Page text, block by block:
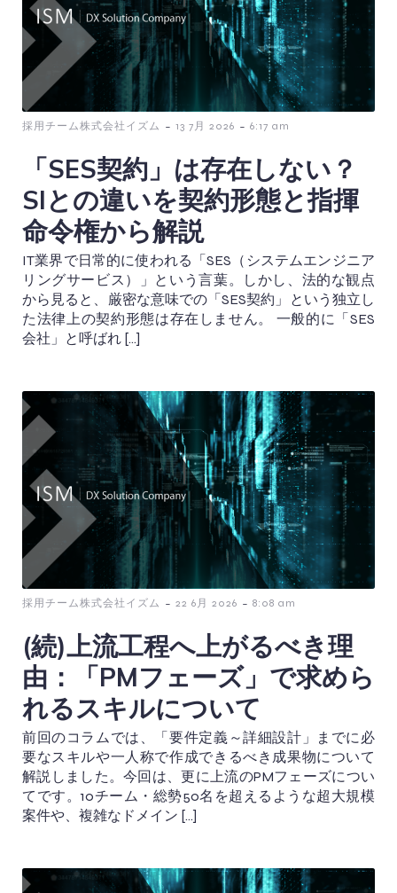
採用チーム株式会社イズム - 13 7月 2026 - 6:17 am
「SES契約」は存在しない？
SIとの違いを契約形態と指揮
命令権から解説
IT業界で日常的に使われる「SES（システムエンジニア
リングサービス）」という言葉。しかし、法的な観点
から見ると、厳密な意味での「SES契約」という独立し
た法律上の契約形態は存在しません。 一般的に「SES
会社」と呼ばれ […]
採用チーム株式会社イズム - 22 6月 2026 - 8:08 am
(続)上流工程へ上がるべき理
由：「PMフェーズ」で求めら
れるスキルについて
前回のコラムでは、「要件定義～詳細設計」までに必
要なスキルや一人称で作成できるべき成果物について
解説しました。今回は、更に上流のPMフェーズについ
てです。10チーム・総勢50名を超えるような超大規模
案件や、複雑なドメイン […]